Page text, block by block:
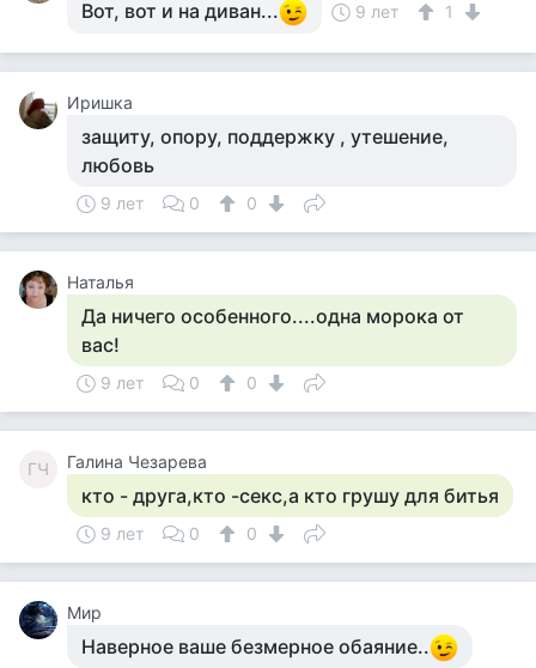
Вот, вот и на диван... 9 лет 1
Иришка
защиту, опору, поддержку , утешение,
любовь
9 лет 0 0
Наталья
Да ничего особенного....одна морока от
вас!
9 лет 0 0
ГЧ Галина Чезарева
кто - друга,кто -секс,а кто грушу для битья
9 лет 0 0
Мир
Наверное ваше безмерное обаяние..